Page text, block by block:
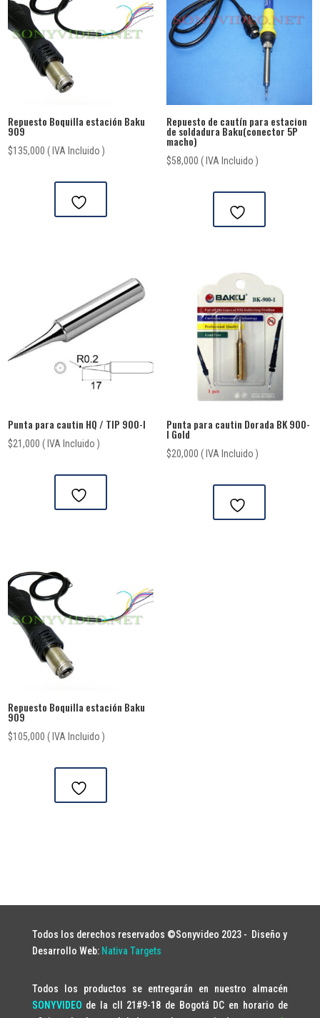
Repuesto Boquilla estación Baku
909
$135,000 ( IVA Incluido )
Repuesto de cautín para estacion
de soldadura Baku(conector 5P
macho)
$58,000 ( IVA Incluido )
Punta para cautin HQ / TIP 900-I
$21,000 ( IVA Incluido )
Punta para cautin Dorada BK 900-
I Gold
$20,000 ( IVA Incluido )
Repuesto Boquilla estación Baku
909
$105,000 ( IVA Incluido )
Todos los derechos reservados ©Sonyvideo 2023 - Diseño y
Desarrollo Web: Nativa Targets
Todos los productos se entregarán en nuestro almacén
SONYVIDEO de la cll 21#9-18 de Bogotá DC en horario de